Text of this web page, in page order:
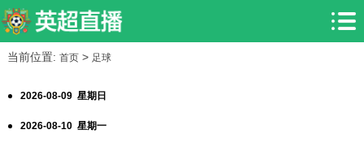
当前位置: 首页> 足球
2026-08-09 星期日
2026-08-10 星期一